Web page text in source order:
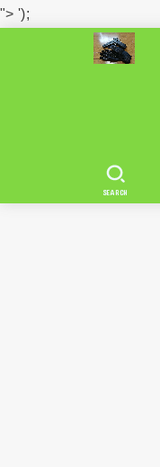
"> ');
SEARCH